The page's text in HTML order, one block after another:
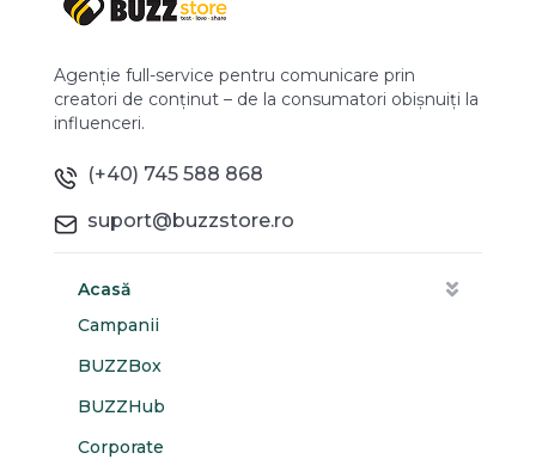
Agenție full-service pentru comunicare prin
creatori de conținut – de la consumatori obișnuiți la
influenceri.
(+40) 745 588 868
suport@buzzstore.ro
Acasă
Campanii
BUZZBox
BUZZHub
Corporate